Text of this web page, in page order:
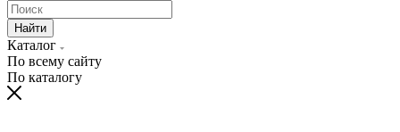
Найти
Каталог
По всему сайту
По каталогу